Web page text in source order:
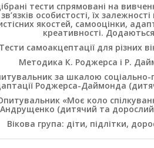
тести спрямовані на
зв’язків особистості, їх
якостей, самооцінки,
креативності.
Тести самоакцептації для різних
Методика К. Роджерса і Р.
за шкалою соціально-
Роджерса-Даймонда
«Моє коло
Андрущенко (дитячий та дорослий
Вікова група: діти, підлітки,